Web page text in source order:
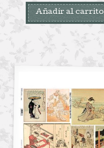
Añadir al carrito